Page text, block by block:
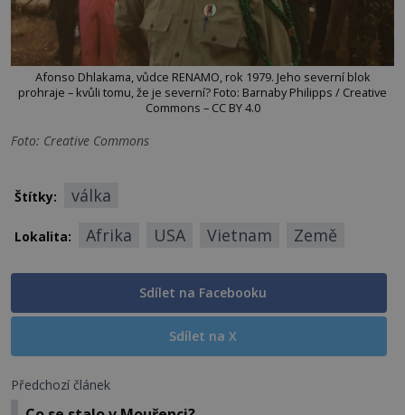
Afonso Dhlakama, vůdce RENAMO, rok 1979. Jeho severní blok
prohraje – kvůli tomu, že je severní? Foto: Barnaby Philipps / Creative
Commons – CC BY 4.0
Foto: Creative Commons
Štítky: válka
Lokalita: Afrika USA Vietnam Země
Sdílet na Facebooku
Sdílet na X
Předchozí článek